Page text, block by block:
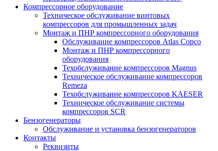
Компрессорное оборудование
Техническое обслуживание винтовых
компрессоров для промышленных задач
Монтаж и ПНР компрессорного оборудования
Обслуживание компрессоров Atlas Copco
Монтаж и ПНР компрессорного
оборудования
Техобслуживание компрессоров Magnus
Техническое обслуживание компрессоров
Remeza
Техобслуживание компрессоров KAESER
Техническое обслуживание системы
компрессоров SCR
Бензогенераторы
Обслуживание и установка бензогенераторов
Контакты
Реквизиты